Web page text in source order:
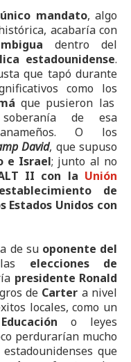
mandato, algo
acabaría con
dentro del
estadounidense.
que tapó durante
como los
que pusieron las
de esa
O los
David, que supuso
e Israel; junto al no
II con la Unión
establecimiento de
Estados Unidos con
de su oponente del
elecciones de
presidente Ronald
de Carter a nivel
locales, como un
o leyes
perdurarían mucho
que